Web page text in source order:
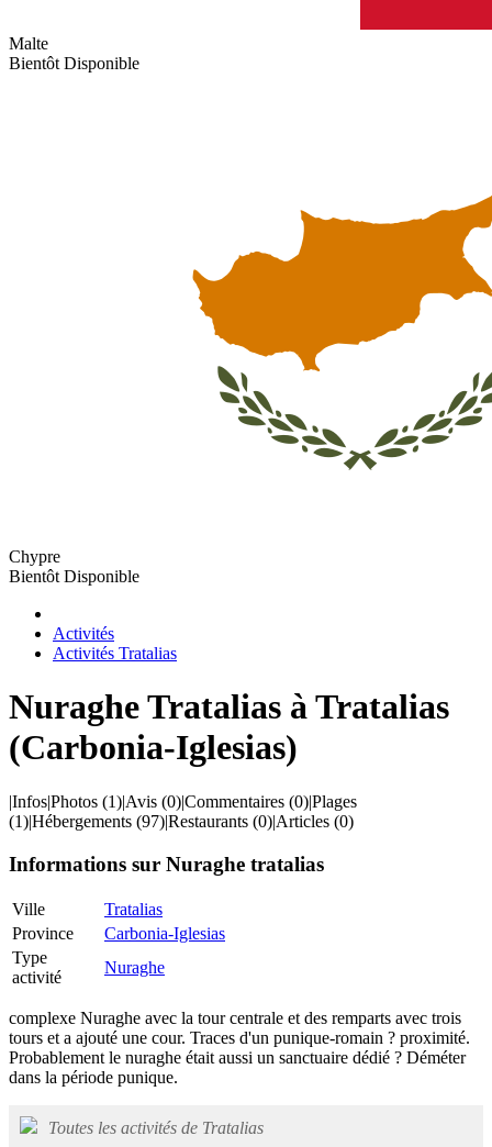
Malte
Bientôt Disponible
Chypre
Bientôt Disponible
Activités
Activités Tratalias
Nuraghe Tratalias à Tratalias
(Carbonia-Iglesias)
|Infos|Photos (1)|Avis (0)|Commentaires (0)|Plages
(1)|Hébergements (97)|Restaurants (0)|Articles (0)
Informations sur Nuraghe tratalias
Ville
Tratalias
Province
Carbonia-Iglesias
Type
activité
Nuraghe
complexe Nuraghe avec la tour centrale et des remparts avec trois
tours et a ajouté une cour. Traces d'un punique-romain ? proximité.
Probablement le nuraghe était aussi un sanctuaire dédié ? Déméter
dans la période punique.
Toutes les activités de Tratalias